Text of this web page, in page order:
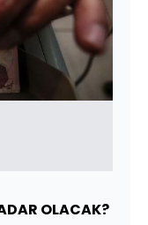
OLACAK?